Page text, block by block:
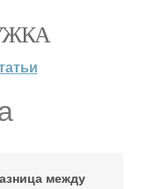
между